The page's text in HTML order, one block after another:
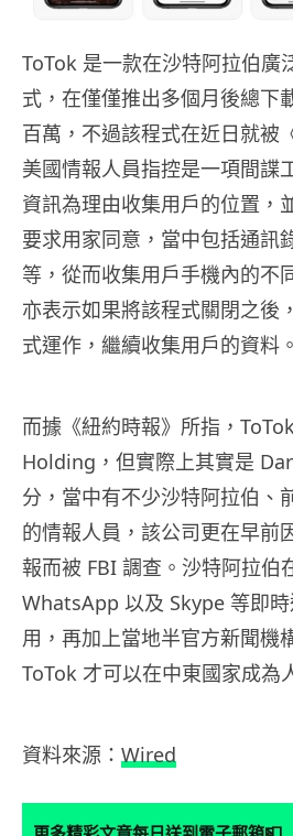
ToTok 是一款在沙特阿拉伯廣
式，在僅僅推出多個月後總下
百萬，不過該程式在近日就被
美國情報人員指控是一項間諜
資訊為理由收集用戶的位置，
要求用家同意，當中包括通訊
等，從而收集用戶手機內的不
亦表示如果將該程式關閉之後
式運作，繼續收集用戶的資料。
而據《紐約時報》所指，
Holding，但實際上其實是
分，當中有不少沙特阿拉伯、
的情報人員，該公司更在早前
報而被 FBI 調查。沙特阿拉伯
WhatsApp 以及 Skype 等即
用，再加上當地半官方新聞機
ToTok 才可以在中東國家成為
資料來源： Wired